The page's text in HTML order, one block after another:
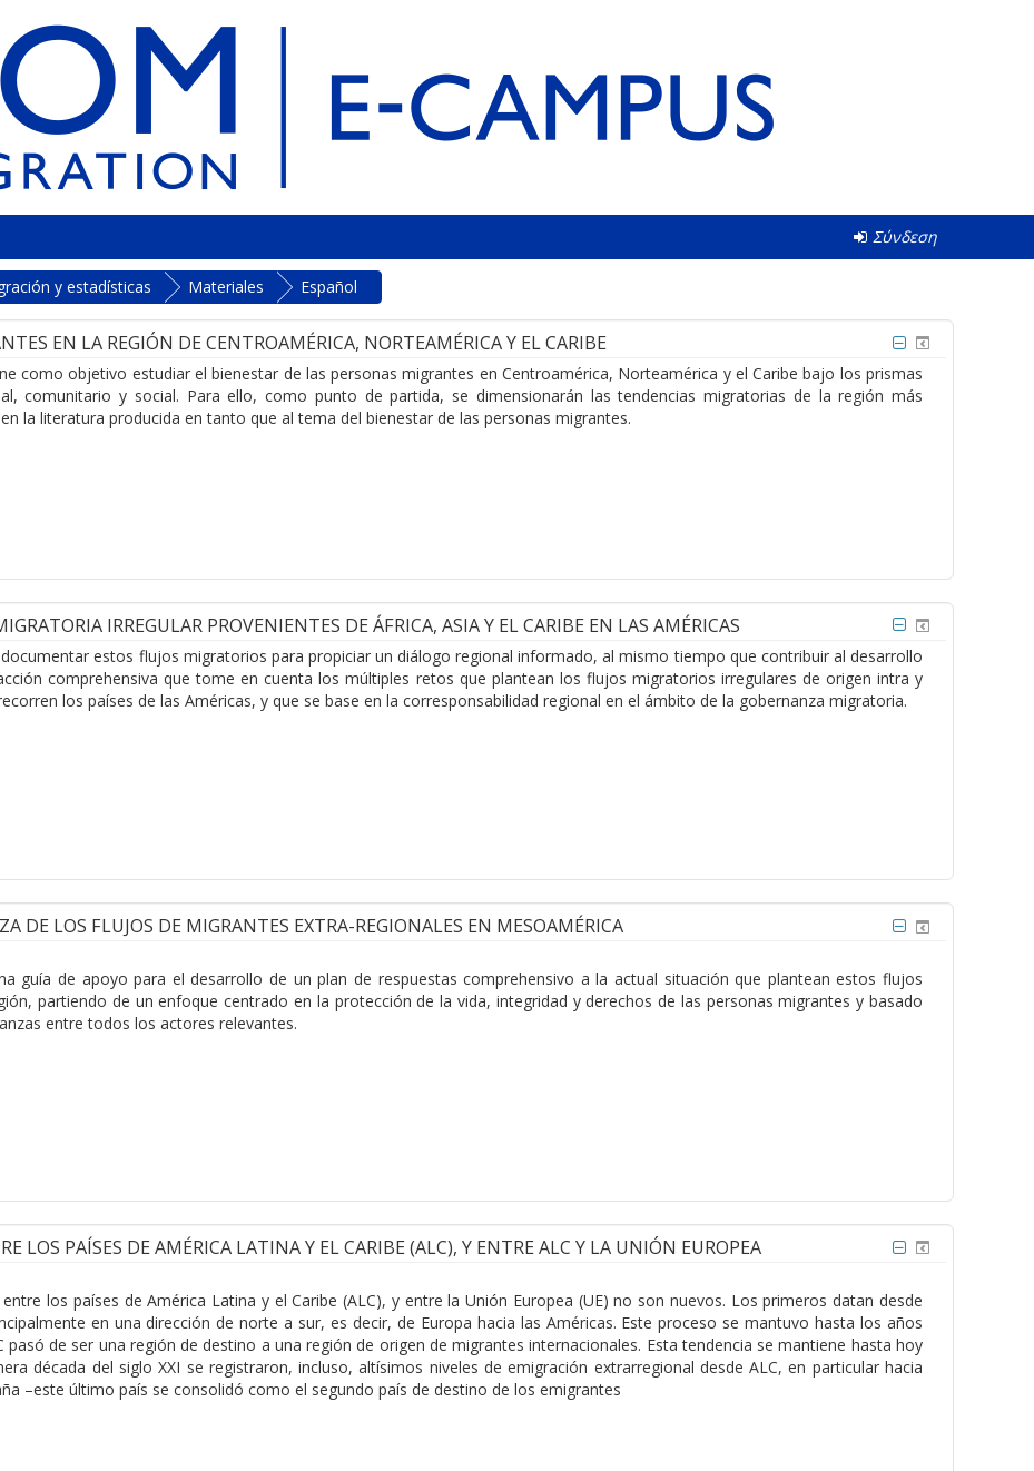
Σύνδεση
y estadísticas Materiales Español
EN LA REGIÓN DE CENTROAMÉRICA, NORTEAMÉRICA Y EL CARIBE
como objetivo estudiar el bienestar de las personas migrantes en Centroamérica, Norteamérica y el Caribe bajo los prismas
comunitario y social. Para ello, como punto de partida, se dimensionarán las tendencias migratorias de la región más
la literatura producida en tanto que al tema del bienestar de las personas migrantes.
IRREGULAR PROVENIENTES DE ÁFRICA, ASIA Y EL CARIBE EN LAS AMÉRICAS
estos flujos migratorios para propiciar un diálogo regional informado, al mismo tiempo que contribuir al desarrollo
comprehensiva que tome en cuenta los múltiples retos que plantean los flujos migratorios irregulares de origen intra y
los países de las Américas, y que se base en la corresponsabilidad regional en el ámbito de la gobernanza migratoria.
DE LOS FLUJOS DE MIGRANTES EXTRA-REGIONALES EN MESOAMÉRICA
guía de apoyo para el desarrollo de un plan de respuestas comprehensivo a la actual situación que plantean estos flujos
partiendo de un enfoque centrado en la protección de la vida, integridad y derechos de las personas migrantes y basado
entre todos los actores relevantes.
LOS PAÍSES DE AMÉRICA LATINA Y EL CARIBE (ALC), Y ENTRE ALC Y LA UNIÓN EUROPEA
los países de América Latina y el Caribe (ALC), y entre la Unión Europea (UE) no son nuevos. Los primeros datan desde
en una dirección de norte a sur, es decir, de Europa hacia las Américas. Este proceso se mantuvo hasta los años
pasó de ser una región de destino a una región de origen de migrantes internacionales. Esta tendencia se mantiene hasta hoy
década del siglo XXI se registraron, incluso, altísimos niveles de emigración extrarregional desde ALC, en particular hacia
–este último país se consolidó como el segundo país de destino de los emigrantes